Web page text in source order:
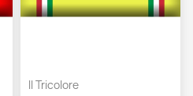
Il Tricolore